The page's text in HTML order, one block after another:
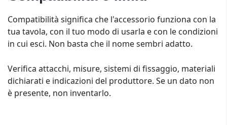
Compatibilità significa che l'accessorio funziona con la
tua tavola, con il tuo modo di usarla e con le condizioni
in cui esci. Non basta che il nome sembri adatto.
Verifica attacchi, misure, sistemi di fissaggio, materiali
dichiarati e indicazioni del produttore. Se un dato non
è presente, non inventarlo.